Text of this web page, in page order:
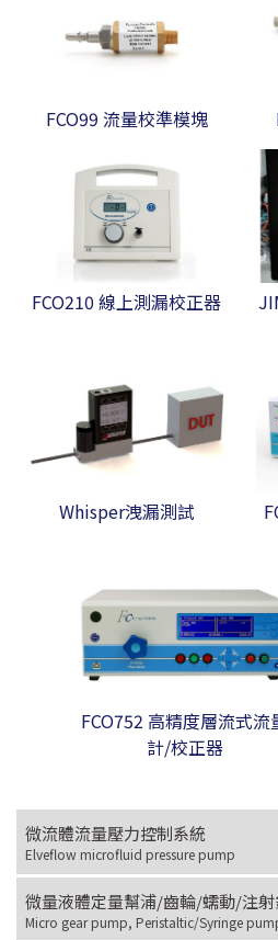
微流體流量壓力控制系統
Elveflow microfluid pressure pump
微量液體定量幫浦/齒輪/蠕動/注射
Micro gear pump, Peristaltic/Syringe
FCO99 流量校準模塊
FCO210 線上測漏校正器
Whisper洩漏測試
FCO752 高精度層流式流
計/校正器